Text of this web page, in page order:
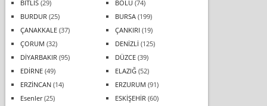
BİTLİS(29) BOLU (74)
BURDUR (25) BURSA(199)
ÇANAKKALE(37) ÇANKIRI (19)
ÇORUM (32) DENİZLİ (125)
DİYARBAKIR (95) DÜZCE(39)
EDİRNE(49) ELAZIĞ(52)
ERZİNCAN(14) ERZURUM (91)
Esenler(25) ESKİŞEHİR (60)